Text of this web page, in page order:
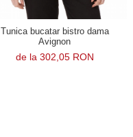
Tunica bucatar bistro dama
Avignon
de la 302,05 RON